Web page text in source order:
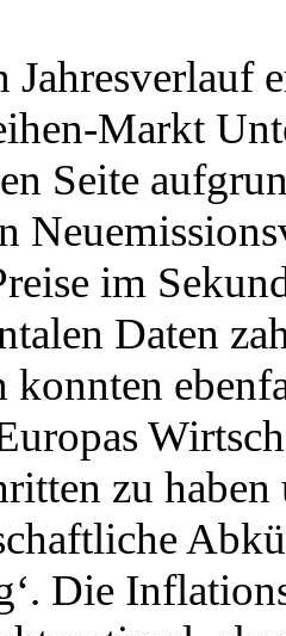
Jahresverlauf
Markt
Seite
im
Daten
konnten
zu
Die